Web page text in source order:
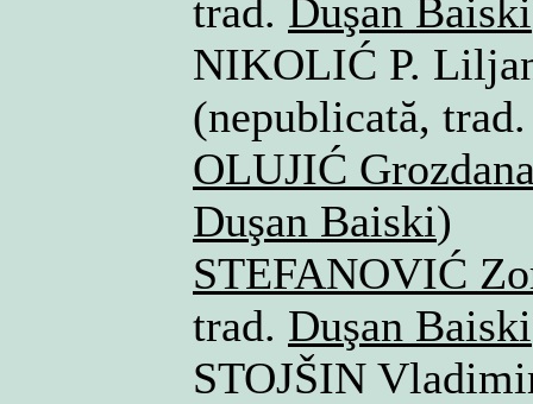
trad. Duşan Baiski
NIKOLIĆ P.
(nepublicată,
OLUJIĆ
Duşan Baiski)
STEFANOVIĆ
trad. Duşan Baiski
STOJŠIN